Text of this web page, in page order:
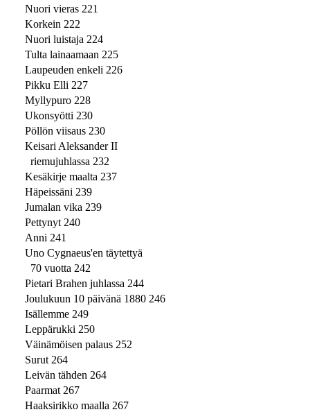
Nuori vieras 221
Korkein 222
Nuori luistaja 224
Tulta lainaamaan 225
Laupeuden enkeli 226
Pikku Elli 227
Myllypuro 228
Ukonsyötti 230
Pöllön viisaus 230
Keisari Aleksander II
riemujuhlassa 232
Kesäkirje maalta 237
Häpeissäni 239
Jumalan vika 239
Pettynyt 240
Anni 241
Uno Cygnaeus'en täytettyä
70 vuotta 242
Pietari Brahen juhlassa 244
Joulukuun 10 päivänä 1880 246
Isällemme 249
Leppärukki 250
Väinämöisen palaus 252
Surut 264
Leivän tähden 264
Paarmat 267
Haaksirikko maalla 267